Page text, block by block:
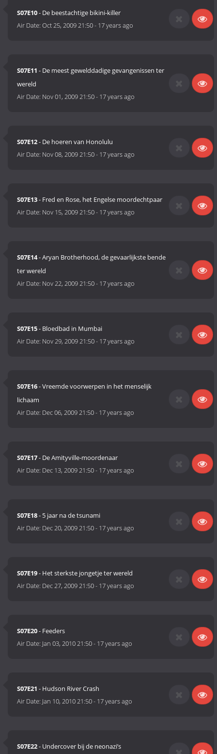
S07E10- De beestachtige bikini-killer
Air Date:Oct 25, 2009 21:50- 17 years ago
S07E11 - De meest gewelddadige gevangenissen ter
wereld
Air Date: Nov 01, 2009 21:50- 17 years ago
S07E12- De hoeren van Honolulu
Air Date: Nov 08, 2009 21:50- 17 years ago
S07E13- Fred en Rose, het Engelse moordechtpaar
Air Date: Nov 15, 2009 21:50- 17 years ago
S07E14- Aryan Brotherhood, de gevaarlijkste bende
ter wereld
Air Date: Nov 22, 2009 21:50- 17 years ago
S07E15- Bloedbad in Mumbai
Air Date: Nov 29, 2009 21:50- 17 years ago
S07E16- Vreemde voorwerpen in het menselijk
lichaam
Air Date: Dec 06, 2009 21:50- 17 years ago
S07E17- De Amityville-moordenaar
Air Date: Dec 13, 2009 21:50- 17 years ago
S07E18- 5 jaar na de tsunami
Air Date: Dec 20, 2009 21:50- 17 years ago
S07E19- Het sterkste jongetje ter wereld
Air Date: Dec 27, 2009 21:50- 17 years ago
S07E20- Feeders
Air Date: Jan 03, 2010 21:50- 17 years ago
S07E21 - Hudson River Crash
Air Date: Jan 10, 2010 21:50- 17 years ago
S07E22- Undercover bij de neonazi’s